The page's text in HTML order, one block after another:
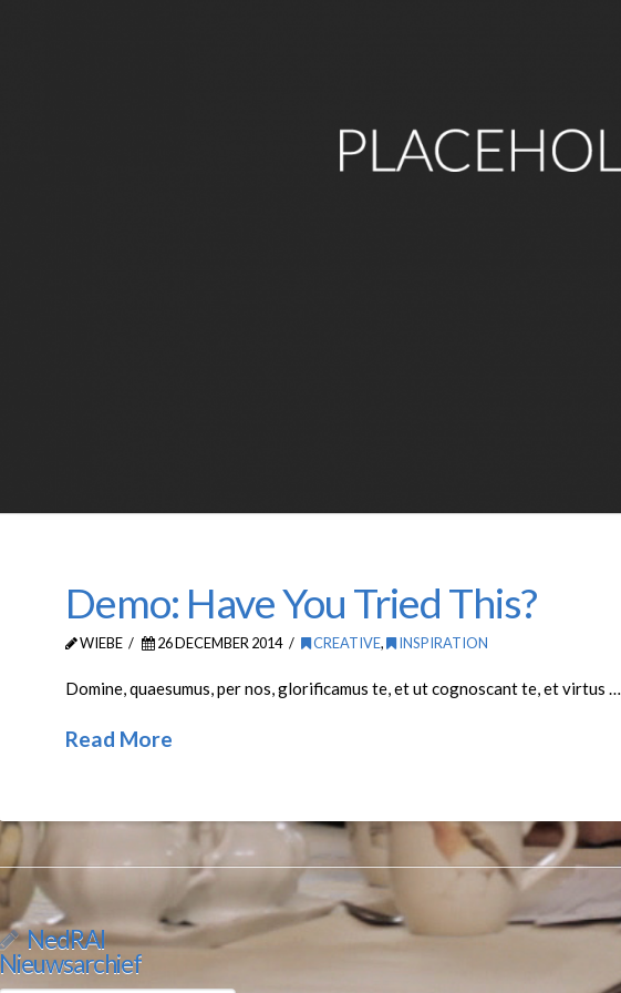
Demo: Have You Tried This?
WIEBE 26 DECEMBER 2014 CREATIVE, INSPIRATION
Domine, quaesumus, per nos, glorificamus te, et ut cognoscant te, et virtus …
Read More
NedRAI
Nieuwsarchief